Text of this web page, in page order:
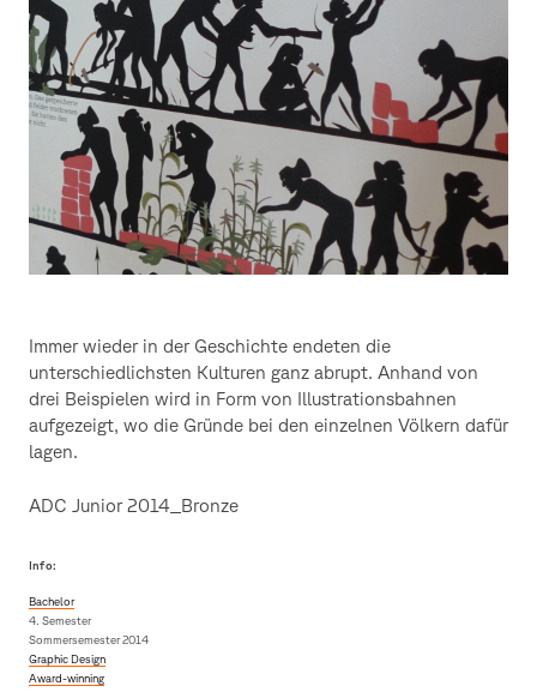
Immer wieder in der Geschichte endeten die
unterschiedlichsten Kulturen ganz abrupt. Anhand von
drei Beispielen wird in Form von Illustrationsbahnen
aufgezeigt, wo die Gründe bei den einzelnen Völkern dafür
lagen.
ADC Junior 2014_Bronze
Info:
Bachelor
4. Semester
Sommersemester 2014
Graphic Design
Award-winning